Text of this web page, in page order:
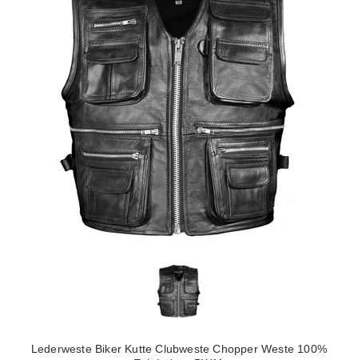
Lederweste Biker Kutte Clubweste Chopper Weste 100%